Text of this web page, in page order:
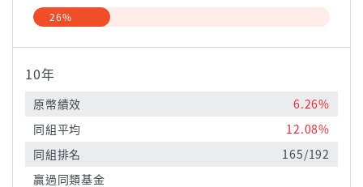
26%
10年
原幣績效
6.26%
同組平均
12.08%
同組排名
165/192
贏過同類基金